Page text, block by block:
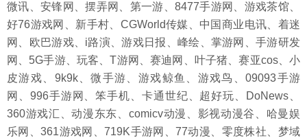
微讯、安锋网、摆弄网、第一游、8477手游网、游戏茶馆、
好76游戏网、新手村、CGWorld传媒、中国商业电讯、着迷
网、欧巴游戏、i路演、游戏日报、峰绘、掌游网、手游研发
网、5G手游、玩客、T游网、赛迪网、叶子猪、赛亚cos、小
皮游戏、9k9k、微手游、游戏鲸鱼、游戏鸟、09093手游
网、996手游网、笨手机、卡通世纪、超好玩、DoNews、
360游戏汇、动漫东东、comicv动漫、影视动漫谷、哈曼娱
乐网、361游戏网、719K手游网、77动漫、零度株社、梦域